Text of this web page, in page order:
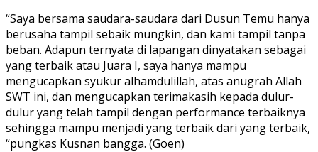
“Saya bersama saudara-saudara dari Dusun Temu hanya
berusaha tampil sebaik mungkin, dan kami tampil tanpa
beban. Adapun ternyata di lapangan dinyatakan sebagai
yang terbaik atau Juara I, saya hanya mampu
mengucapkan syukur alhamdulillah, atas anugrah Allah
SWT ini, dan mengucapkan terimakasih kepada dulur-
dulur yang telah tampil dengan performance terbaiknya
sehingga mampu menjadi yang terbaik dari yang terbaik,
“pungkas Kusnan bangga. (Goen)